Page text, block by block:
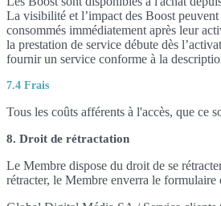
La visibilité et l’impact des Boost
consommés immédiatement après leur
la prestation de service débute dès
fournir un service conforme à la
7.4 Frais
Tous les coûts afférents à l'accès, que ce
8. Droit de rétractation
Le Membre dispose du droit de se
rétracter, le Membre enverra le